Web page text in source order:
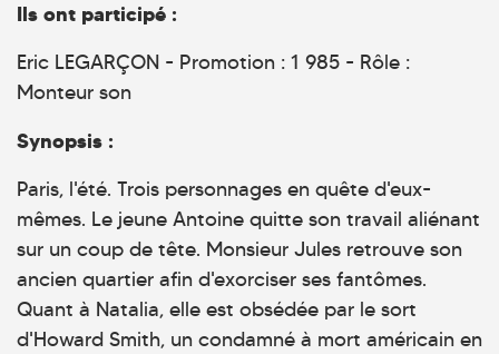
Ils ont participé :
Eric LEGARÇON - Promotion : 1 985 - Rôle :
Monteur son
Synopsis :
Paris, l'été. Trois personnages en quête d'eux-
mêmes. Le jeune Antoine quitte son travail aliénant
sur un coup de tête. Monsieur Jules retrouve son
ancien quartier afin d'exorciser ses fantômes.
Quant à Natalia, elle est obsédée par le sort
d'Howard Smith, un condamné à mort américain en